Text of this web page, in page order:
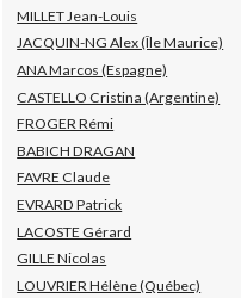
MILLET Jean-Louis
JACQUIN-NG Alex (Île Maurice)
ANA Marcos (Espagne)
CASTELLO Cristina (Argentine)
FROGER Rémi
BABICH DRAGAN
FAVRE Claude
EVRARD Patrick
LACOSTE Gérard
GILLE Nicolas
LOUVRIER Hélène (Québec)